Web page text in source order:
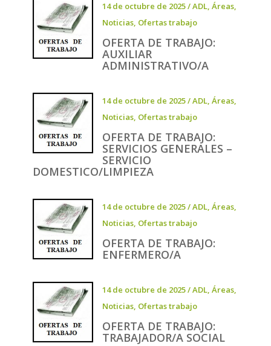
14 de octubre de 2025/ADL, Áreas,
Noticias, Ofertas trabajo
OFERTA DE TRABAJO:
AUXILIAR
ADMINISTRATIVO/A
14 de octubre de 2025/ADL, Áreas,
Noticias, Ofertas trabajo
OFERTA DE TRABAJO:
SERVICIOS GENERALES –
SERVICIO
DOMESTICO/LIMPIEZA
14 de octubre de 2025/ADL, Áreas,
Noticias, Ofertas trabajo
OFERTA DE TRABAJO:
ENFERMERO/A
14 de octubre de 2025/ADL, Áreas,
Noticias, Ofertas trabajo
OFERTA DE TRABAJO:
TRABAJADOR/A SOCIAL